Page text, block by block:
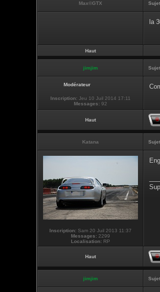
Max©GTX
la
Haut
jimjim
Modérateur
Inscription: Jeu 10 Juil 2014 17:11
Messages: 92
Haut
Katana
Inscription: Sam 20 Juil 2013 11:37
Messages: 2299
Localisation: RP
Haut
jimjim